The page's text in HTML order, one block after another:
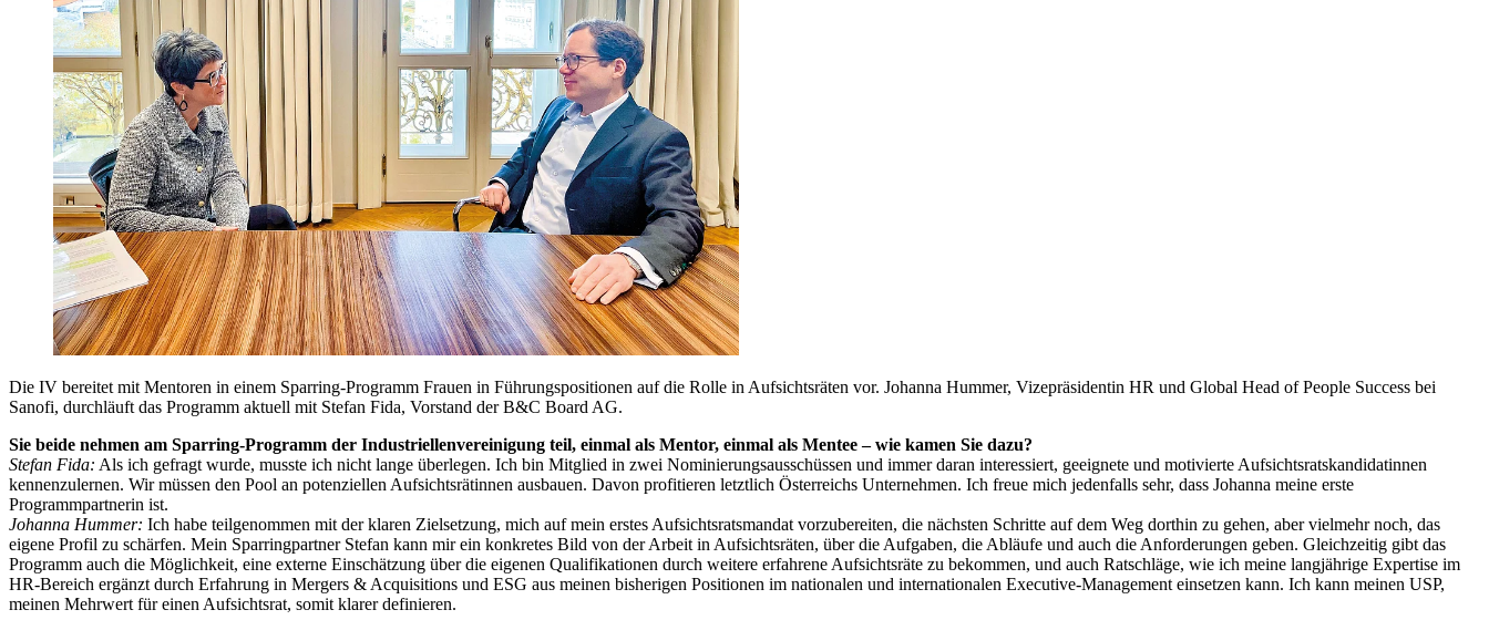
Die IV bereitet mit Mentoren in einem Sparring-Programm Frauen in Führungspositionen auf die Rolle in Aufsichtsräten vor. Johanna Hummer, Vizepräsidentin HR und Global Head of People Success bei
Sanofi, durchläuft das Programm aktuell mit Stefan Fida, Vorstand der B&C Board AG.
Sie beide nehmen am Sparring-Programm der Industriellenvereinigung teil, einmal als Mentor, einmal als Mentee – wie kamen Sie dazu?
Stefan Fida: Als ich gefragt wurde, musste ich nicht lange überlegen. Ich bin Mitglied in zwei Nominierungsausschüssen und immer daran interessiert, geeignete und motivierte Aufsichtsratskandidatinnen
kennenzulernen. Wir müssen den Pool an potenziellen Aufsichtsrätinnen ausbauen. Davon profitieren letztlich Österreichs Unternehmen. Ich freue mich jedenfalls sehr, dass Johanna meine erste
Programmpartnerin ist.
Johanna Hummer: Ich habe teilgenommen mit der klaren Zielsetzung, mich auf mein erstes Aufsichtsratsmandat vorzubereiten, die nächsten Schritte auf dem Weg dorthin zu gehen, aber vielmehr noch, das
eigene Profil zu schärfen. Mein Sparringpartner Stefan kann mir ein konkretes Bild von der Arbeit in Aufsichtsräten, über die Aufgaben, die Abläufe und auch die Anforderungen geben. Gleichzeitig gibt das
Programm auch die Möglichkeit, eine externe Einschätzung über die eigenen Qualifikationen durch weitere erfahrene Aufsichtsräte zu bekommen, und auch Ratschläge, wie ich meine langjährige Expertise im
HR-Bereich ergänzt durch Erfahrung in Mergers & Acquisitions und ESG aus meinen bisherigen Positionen im nationalen und internationalen Executive-Management einsetzen kann. Ich kann meinen USP,
meinen Mehrwert für einen Aufsichtsrat, somit klarer definieren.